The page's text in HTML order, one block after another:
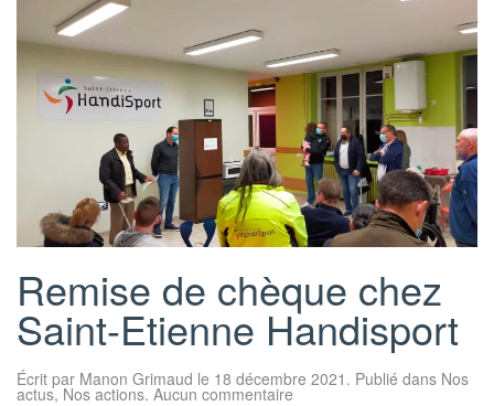
Remise de chèque chez
Saint-Etienne Handisport
Écrit par Manon Grimaud le 18 décembre 2021 . Publié dans Nos
actus, Nos actions. Aucun commentairesur